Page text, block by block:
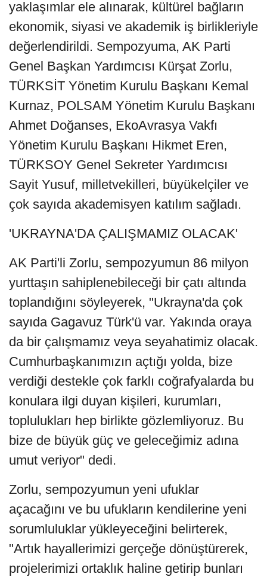
yaklaşımlar ele alınarak, kültürel bağların
ekonomik, siyasi ve akademik iş birlikleriyle
değerlendirildi. Sempozyuma, AK Parti
Genel Başkan Yardımcısı Kürşat Zorlu,
TÜRKSİT Yönetim Kurulu Başkanı Kemal
Kurnaz, POLSAM Yönetim Kurulu Başkanı
Ahmet Doğanses, EkoAvrasya Vakfı
Yönetim Kurulu Başkanı Hikmet Eren,
TÜRKSOY Genel Sekreter Yardımcısı
Sayit Yusuf, milletvekilleri, büyükelçiler ve
çok sayıda akademisyen katılım sağladı.
'UKRAYNA'DA ÇALIŞMAMIZ OLACAK'
AK Parti'li Zorlu, sempozyumun 86 milyon
yurttaşın sahiplenebileceği bir çatı altında
toplandığını söyleyerek, "Ukrayna'da çok
sayıda Gagavuz Türk'ü var. Yakında oraya
da bir çalışmamız veya seyahatimiz olacak.
Cumhurbaşkanımızın açtığı yolda, bize
verdiği destekle çok farklı coğrafyalarda bu
konulara ilgi duyan kişileri, kurumları,
toplulukları hep birlikte gözlemliyoruz. Bu
bize de büyük güç ve geleceğimiz adına
umut veriyor" dedi.
Zorlu, sempozyumun yeni ufuklar
açacağını ve bu ufukların kendilerine yeni
sorumluluklar yükleyeceğini belirterek,
"Artık hayallerimizi gerçeğe dönüştürerek,
projelerimizi ortaklık haline getirip bunları